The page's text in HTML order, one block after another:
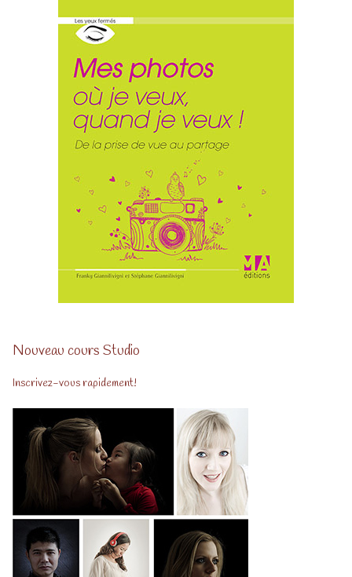
Nouveau cours Studio
Inscrivez-vous rapidement!